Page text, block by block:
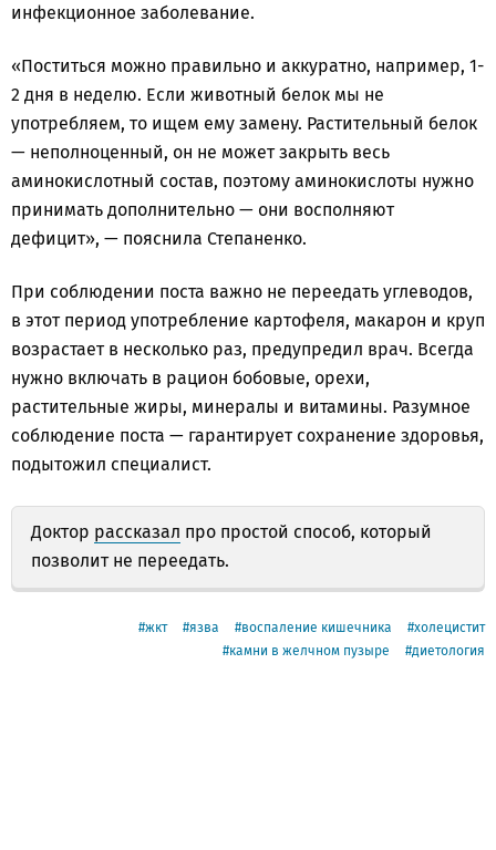
инфекционное заболевание.
«Поститься можно правильно и аккуратно, например, 1-
2 дня в неделю. Если животный белок мы не
употребляем, то ищем ему замену. Растительный белок
— неполноценный, он не может закрыть весь
аминокислотный состав, поэтому аминокислоты нужно
принимать дополнительно — они восполняют
дефицит», — пояснила Степаненко.
При соблюдении поста важно не переедать углеводов,
в этот период употребление картофеля, макарон и круп
возрастает в несколько раз, предупредил врач. Всегда
нужно включать в рацион бобовые, орехи,
растительные жиры, минералы и витамины. Разумное
соблюдение поста — гарантирует сохранение здоровья,
подытожил специалист.
Доктор рассказал про простой способ, который
позволит не переедать.
жкт язва воспаление кишечника
холецистит
камни в желчном пузыре
диетология